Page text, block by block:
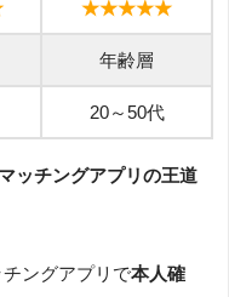
★★★★★
年齢層
20～50代
ッチングアプリの王道
ングアプリで本人確